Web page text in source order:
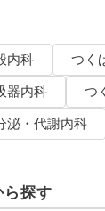
内科
つく
器内科
つ
泌・代謝内科
ら探す